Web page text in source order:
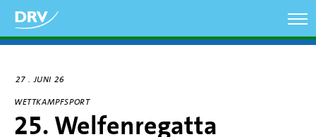
zum
Inhalt
27 JUNI 26
WETTKAMPFSPORT
25. Welfenregatta